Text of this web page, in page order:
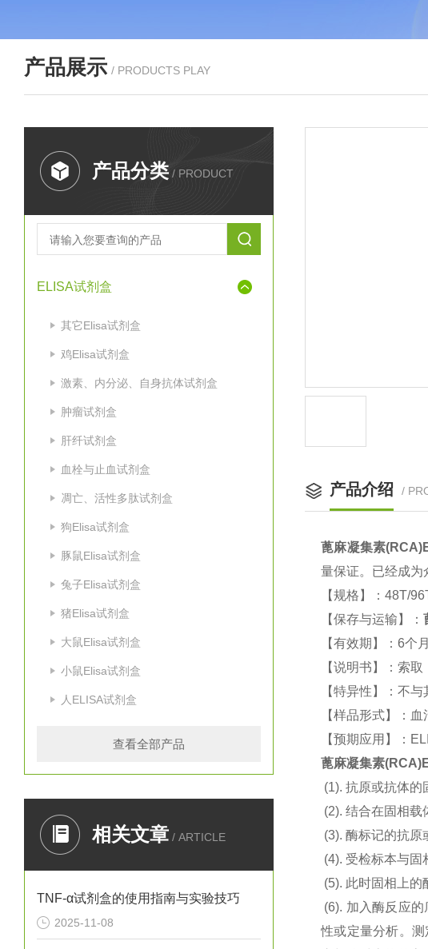
产品展示 / PRODUCTS PLAY
产品分类 / PRODUCT
ELISA试剂盒
其它Elisa试剂盒
鸡Elisa试剂盒
激素、内分泌、自身抗体试剂盒
肿瘤试剂盒
肝纤试剂盒
血栓与止血试剂盒
凋亡、活性多肽试剂盒
狗Elisa试剂盒
豚鼠Elisa试剂盒
兔子Elisa试剂盒
猪Elisa试剂盒
大鼠Elisa试剂盒
小鼠Elisa试剂盒
人ELISA试剂盒
查看全部产品
相关文章 / ARTICLE
TNF-α试剂盒的使用指南与实验技巧
2025-11-08
产品介绍 /
蓖麻凝集素
量保证。已经成
【规格】：48T/
【保存与运输】：
【有效期】：6个
【说明书】：索
【特异性】：不
【样品形式】：
【预期应用】：
蓖麻凝集素
(1). 抗原或抗体的
(2). 结合在固相载
(3). 酶标记的抗原
(4). 受检标本与固
(5). 此时固相上的
(6). 加入酶反应
性或定量分析。